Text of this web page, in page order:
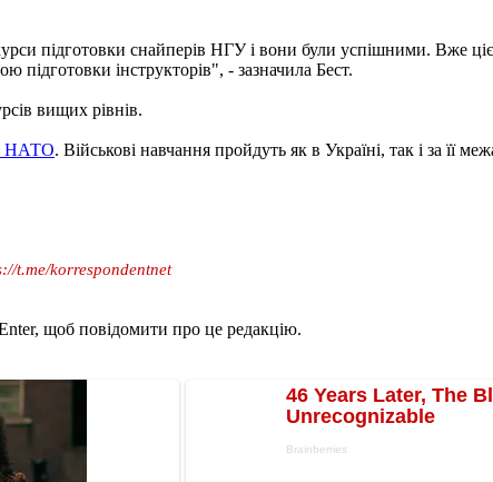
підготовки снайперів НГУ і вони були успішними. Вже
підготовки інструкторів", - зазначила Бест.
вищих рівнів.
НАТО. Військові навчання пройдуть як в Україні, так і за її
t.me/korrespondentnet
щоб повідомити про це редакцію.